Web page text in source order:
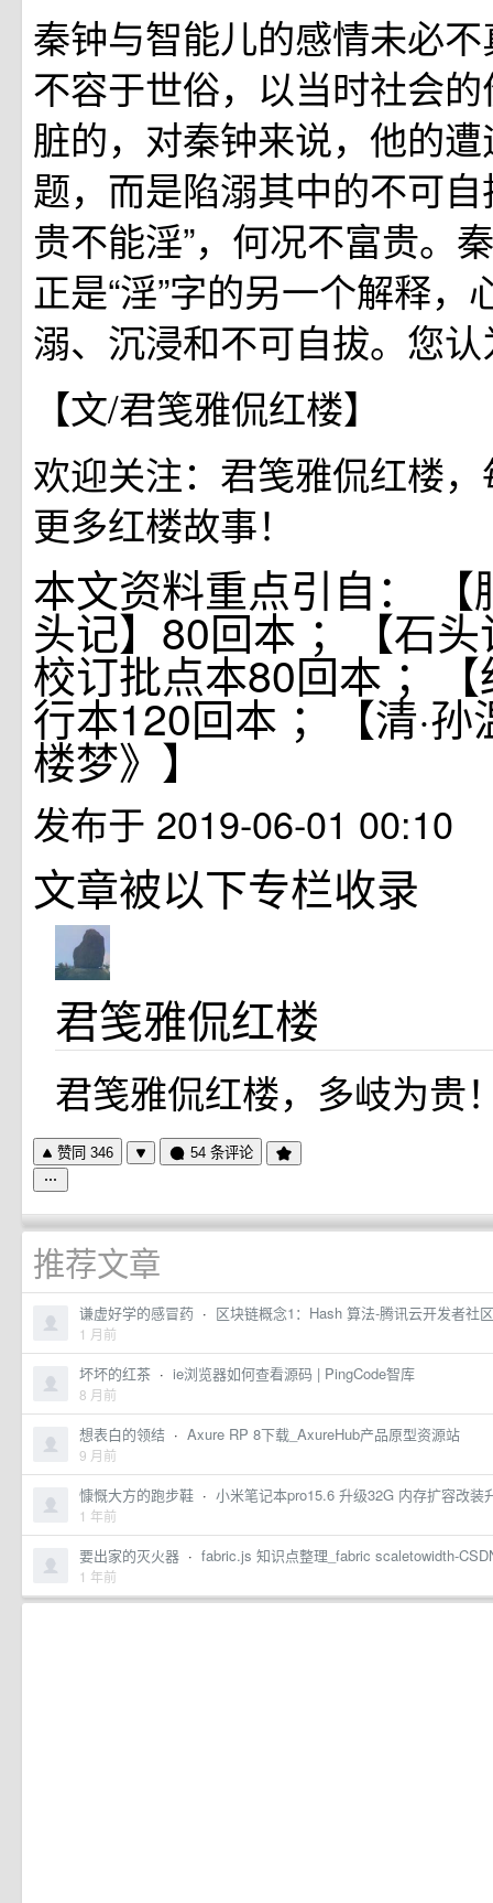
秦钟与智能儿的感情未必
不容于世俗，以当时社会
脏的，对秦钟来说，他的
题，而是陷溺其中的不可自
贵不能淫”，何况不富贵。
正是“淫”字的另一个解释，
溺、沉浸和不可自拔。您
【文/君笺雅侃红楼】
欢迎关注：君笺雅侃红楼
更多红楼故事！
本文资料重点引自： 【
头记】80回本 ；【石
校订批点本80回本 ；
行本120回本 ；【清·
楼梦》】
发布于 2019-06-01 00:10
文章被以下专栏收录
君笺雅侃红楼
君笺雅侃红楼，多岐为贵
赞同 346 54 条评论
推荐文章
谦虚好学的感冒药 · 区块链概念1：Hash 算法-腾讯云开发者社
1 月前
坏坏的红茶 · ie浏览器如何查看源码 | PingCode智库
8 月前
想表白的领结 · Axure RP 8下载_AxureHub产品原型资源站
9 月前
慷慨大方的跑步鞋 · 小米笔记本pro15.6 升级32G 内存扩容改
1 年前
要出家的灭火器 · fabric.js 知识点整理_fabric scaletowidth-
1 年前